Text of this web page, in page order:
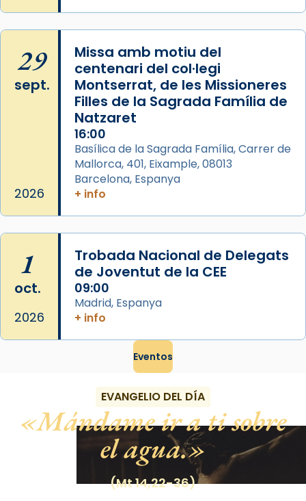
29
sept.
2026
Missa amb motiu del
centenari del col·legi
Montserrat, de les Missioneres
Filles de la Sagrada Família de
Natzaret
16:00
Basílica de la Sagrada Família, Carrer de
Mallorca, 401, Eixample, 08013
Barcelona, Espanya
+ info
1
oct.
2026
Trobada Nacional de Delegats
de Joventut de la CEE
09:00
Madrid, Espanya
+ info
Eventos
EVANGELIO DEL DÍA
Mándame ir a ti sobre
el agua.
(Mt 14,22-36)